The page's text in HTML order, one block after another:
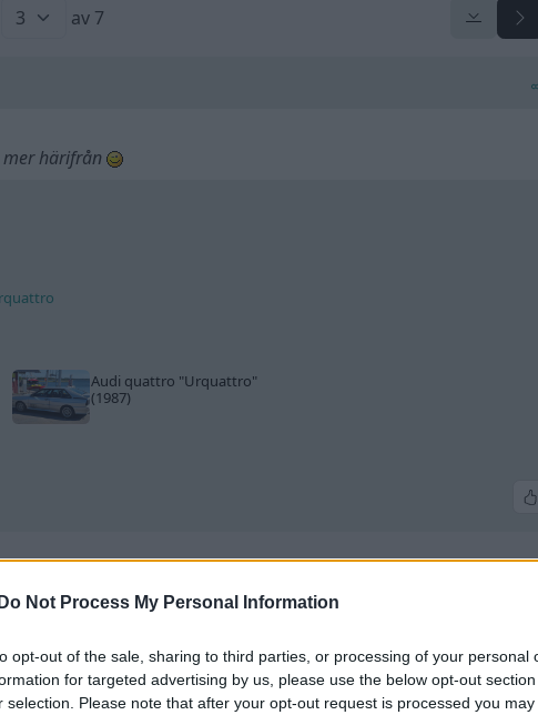
Do Not Process My Personal Information
opt-out of the sale, sharing to third parties, or processing of your personal
for targeted advertising by us, please use the below opt-out
selection. Please note that after your opt-out request is processed you may
av 7
härifrån
Audi quattro "Urquattro"
(1987)